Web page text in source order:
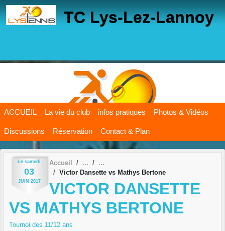
TC Lys-Lez-Lannoy
ACCUEIL La vie du club infos pratiques Photos & Vidéos
Discussions Réservation Contact & Plan
Le samedi
03
JUIN 2017
Accueil
Victor Dansette vs Mathys Bertone
VICTOR DANSETTE
VS MATHYS BERTONE
Tournoi des 11/12 ans
Panneau de gestion des cookies